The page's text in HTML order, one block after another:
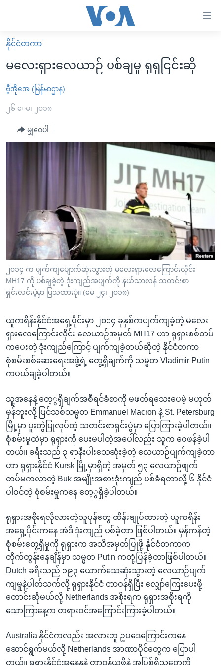
လွယ်ကူ
စေ
Link
များ
အကြောင်းအရာ
စာမျက်နှာ
ကျော်
ကြည့်
ရှာဖွေ
ရန်
နေရာ
သို့
ကျော်
မူလစာမျက်နှာ
မြန်မာ
ကမ္ဘာ့သတင်းများ
နိုင်ငံတကာ
တရုတ်
ဗွီဒီယို
ရပ်ဝန်းတခု လမ်းတခု အလွန်
ရုပ်ရှင်ထဲက အင်္ဂလိပ်စာ
သုတပဒေသာ အင်္ဂလိပ်စာ
တီဗွီ
ရေဒီယိုနှင့်ရုပ်သံ အချက်အလက်များ
ရေဒီယို/တီဗွီအစီအစဉ်
Learning English
ဗွီအိုအေ လူမှုကွန်ယက်များ
နိုင်ငံတကာ
မလေးရှားလေယာဉ် ပစ်ချမှု ရုရှငြင်းဆို
ဗွီအိုအေ (မြန်မာဌာန)
၂၆ ေမ၊ ၂၀၁၈
မျှဝေပါ
၂၀၁၄ က ပျက်ကျပျောက်ဆုံးသွားတဲ့ မလေးရှားလေကြောင်းလိုင်း
MH17 ကို ပစ်ချခဲ့တဲ့ ဒုံးကျည်အပျက်ကို နယ်သာလန် သတင်းစာ
ရှင်းလင်းပွဲမှာ ပြသထားပုံ။ (မေ ၂၄၊ ၂၀၁၈)
ယူကရိန်းနိုင်ငံအရှေ့ပိုင်းမှာ ၂၀၁၄ ခုနှစ်ကပျက်ကျခဲ့တဲ့ မလေး
ရှားလေကြောင်းလိုင်း လေယာဉ်အမှတ် MH17 ဟာ ရုရှားစစ်တပ်
ကပေးတဲ့ ဒုံးကျည်ကြောင့် ပျက်ကျခဲ့တယ်ဆိုတဲ့ နိုင်ငံတကာ
စုံစမ်းစစ်ဆေးရေးအဖွဲ့ရဲ့ တွေ့ရှိချက်ကို သမ္မတ Vladimir Putin
ကပယ်ချခဲ့ပါတယ်။
သူ့အနေနဲ့ တေ့ွရှိချက်အစီရင်ခံစာကို မဖတ်ရသေးပေမဲ့ မဟုတ်
မှန်ဘူးလို့ ပြင်သစ်သမ္မတ Emmanuel Macron နဲ့ St. Petersburg
မြို့မှာ ပူးတွဲပြုလုပ်တဲ့ သတင်းစာရှင်းပွဲမှာ ပြောကြားခဲ့ပါတယ်။
စုံစမ်းမှုထဲမှာ ရုရှားကို ပေးမပါတဲ့အပေါ်လည်း သူက ဝေဖန်ခဲ့ပါ
တယ်။ ခရီးသည် ၃ ရာနီးပါးသေဆုံးခဲ့တဲ့ လေယာဉ်ပျက်ကျခဲ့တာ
ဟာ ရုရှားနိုင်ငံ Kursk မြို့မှာရှိတဲ့ အမှတ် ၅၃ လေယာဉ်ဖျက်
တပ်မကလာတဲ့ Buk အမျိုးအစားဒုံးကျည် ပစ်ခံရတာလို့ ၆ နိုင်ငံ
ပါဝင်တဲ့ စုံစမ်းမှုကနေ တေ့ွရှိခဲ့ပါတယ်။
ရုရှားအစိုးရလိုလားတဲ့သူပုန်တွေ ထိန်းချုပ်ထားတဲ့ ယူကရိန်း
အရှေ့ပိုင်းကနေ အဲဒီ ဒုံးကျည် ပစ်ခဲ့တာ ဖြစ်ပါတယ်။ မှန်ကန်တဲ့
စုံစမ်းတွေ့ရှိမှုကို ရုရှားက အသိအမှတ်ပြုဖို့ နိုင်ငံတကာက
တိုက်တွန်းနေချိန်မှာ သမ္မတ Putin ကတုံ့ပြန်ခဲ့တာဖြစ်ပါတယ်။
Dutch ခရီးသည် ၁၉၃ ယောက်သေဆုံးသွားတဲ့ လေယာဉ်ပျက်
ကျမှုနဲ့ပါတ်သက်လို့ ရုရှားနိုင်ငံ တာဝန်ရှိပြီး လျှော်ကြေးပေးဖို့
တောင်းဆိုမယ်လို့ Netherlands အစိုးရက ရုရှားအစိုးရကို
သောကြာနေ့က တရားဝင်အကြောင်းကြားခဲ့ပါတယ်။
Australia နိုင်ငံကလည်း အလားတူ ဥပဒေကြောင်းကနေ
ဆောင်ရွက်မယ်လို့ Netherlands အာဏာပိုင်တွေက ပြောပါ
တယ်။ ရုရှားနိုင်ငံအနေနနဲ့ တာဝန်ယူဖို့နဲ့ အပြစ်ရှိသူတွေကို